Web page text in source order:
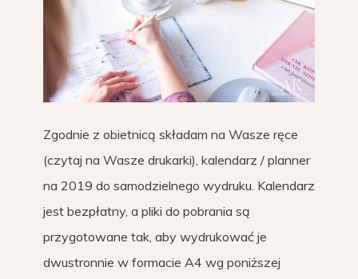
Zgodnie z obietnicą składam na Wasze ręce
(czytaj na Wasze drukarki), kalendarz / planner
na 2019 do samodzielnego wydruku. Kalendarz
jest bezpłatny, a pliki do pobrania są
przygotowane tak, aby wydrukować je
dwustronnie w formacie A4 wg poniższej